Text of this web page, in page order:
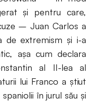
și pentru care,
– Juan Carlos a
de extremism și i-a
așa cum declara
al II-lea al
lui Franco a știut
în jurul său și